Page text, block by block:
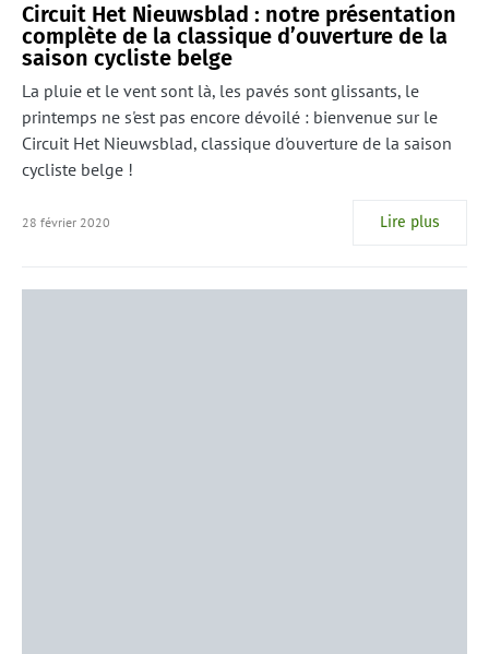
Circuit Het Nieuwsblad : notre présentation
complète de la classique d’ouverture de la
saison cycliste belge
La pluie et le vent sont là, les pavés sont glissants, le
printemps ne s'est pas encore dévoilé : bienvenue sur le
Circuit Het Nieuwsblad, classique d'ouverture de la saison
cycliste belge !
28 février 2020 Lire plus